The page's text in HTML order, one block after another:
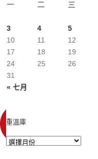
一
二 三
« 七月
3
4 5
10
11 12
17
18 19
24
25 26
31
重溫庫